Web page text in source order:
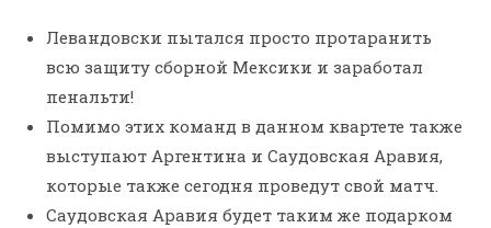
Левандовски пытался просто протаранить
всю защиту сборной Мексики и заработал
пенальти!
Помимо этих команд в данном квартете также
выступают Аргентина и Саудовская Аравия,
которые также сегодня проведут свой матч.
Саудовская Аравия будет таким же подарком